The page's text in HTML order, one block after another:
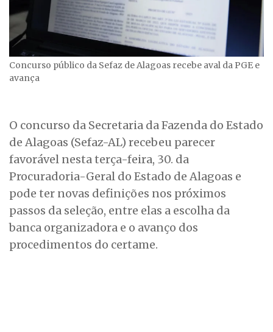
Concurso público da Sefaz de Alagoas recebe aval da PGE e
avança
O concurso da Secretaria da Fazenda do Estado
de Alagoas (Sefaz-AL) recebeu parecer
favorável nesta terça-feira, 30. da
Procuradoria-Geral do Estado de Alagoas e
pode ter novas definições nos próximos
passos da seleção, entre elas a escolha da
banca organizadora e o avanço dos
procedimentos do certame.